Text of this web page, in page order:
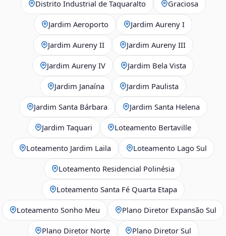
Distrito Industrial de Taquaralto Graciosa
Jardim Aeroporto Jardim Aureny I
Jardim Aureny II Jardim Aureny III
Jardim Aureny IV Jardim Bela Vista
Jardim Janaína Jardim Paulista
Jardim Santa Bárbara Jardim Santa Helena
Jardim Taquari Loteamento Bertaville
Loteamento Jardim Laila Loteamento Lago Sul
Loteamento Residencial Polinésia
Loteamento Santa Fé Quarta Etapa
Loteamento Sonho Meu Plano Diretor Expansão Sul
Plano Diretor Norte Plano Diretor Sul